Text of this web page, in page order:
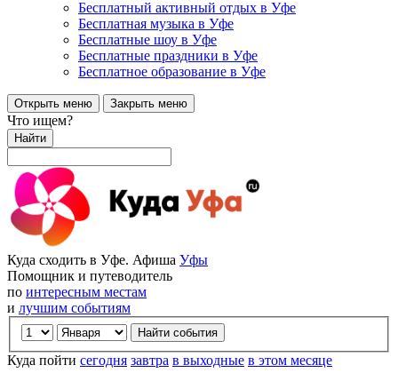
Бесплатный активный отдых в Уфе
Бесплатная музыка в Уфе
Бесплатные шоу в Уфе
Бесплатные праздники в Уфе
Бесплатное образование в Уфе
Открыть меню Закрыть меню
Что ищем?
Найти
Куда сходить в Уфе. Афиша Уфы
Помощник и путеводитель
по интересным местам
и лучшим событиям
Куда пойти сегодня завтра в выходные в этом месяце